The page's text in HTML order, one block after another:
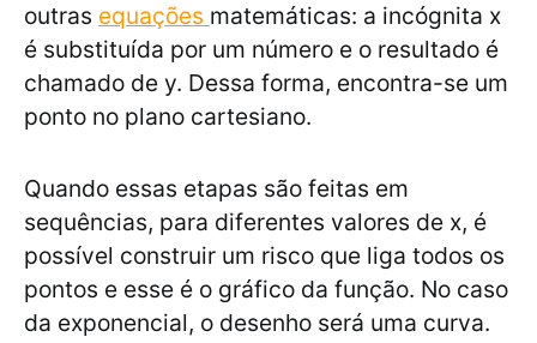
outras equações matemáticas: a incógnita x
é substituída por um número e o resultado é
chamado de y. Dessa forma, encontra-se um
ponto no plano cartesiano.
Quando essas etapas são feitas em
sequências, para diferentes valores de x, é
possível construir um risco que liga todos os
pontos e esse é o gráfico da função. No caso
da exponencial, o desenho será uma curva.